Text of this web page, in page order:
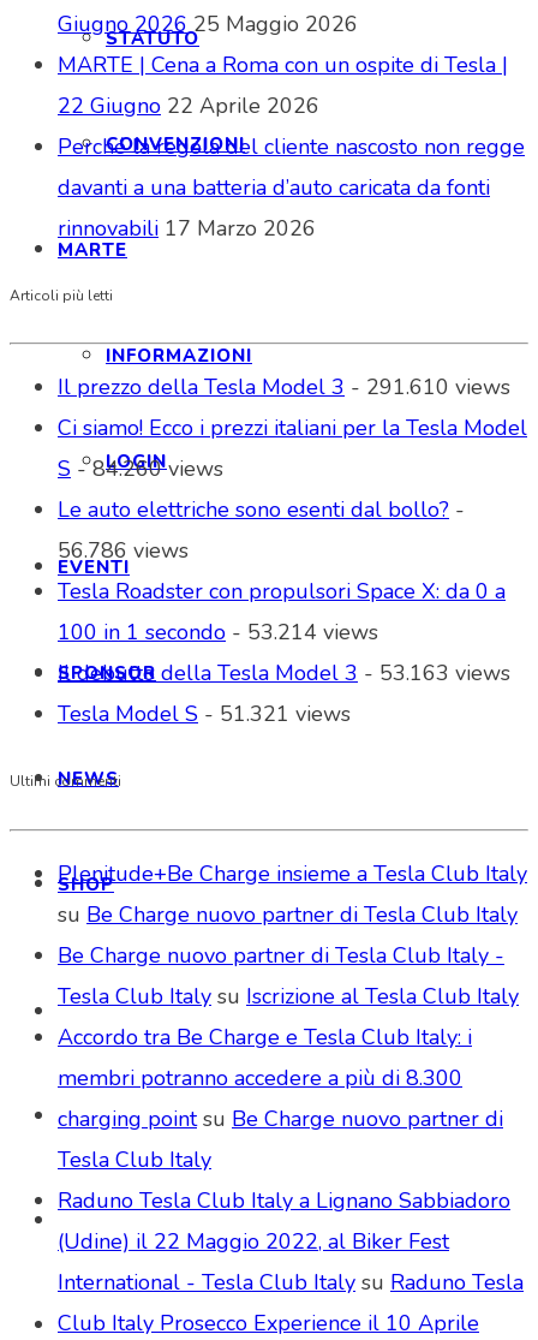
STATUTO
CONVENZIONI
MARTE
INFORMAZIONI
LOGIN
EVENTI
SPONSOR
NEWS
SHOP
Giugno 2026 25 Maggio 2026
MARTE | Cena a Roma con un ospite di Tesla |
22 Giugno 22 Aprile 2026
Perché la regola del cliente nascosto non regge
davanti a una batteria d’auto caricata da fonti
rinnovabili 17 Marzo 2026
Articoli più letti
Il prezzo della Tesla Model 3 - 291.610 views
Ci siamo! Ecco i prezzi italiani per la Tesla Model
S - 84.260 views
Le auto elettriche sono esenti dal bollo? -
56.786 views
Tesla Roadster con propulsori Space X: da 0 a
100 in 1 secondo - 53.214 views
Il debutto della Tesla Model 3 - 53.163 views
Tesla Model S - 51.321 views
Ultimi commenti
Plenitude+Be Charge insieme a Tesla Club Italy
su Be Charge nuovo partner di Tesla Club Italy
Be Charge nuovo partner di Tesla Club Italy -
Tesla Club Italy su Iscrizione al Tesla Club Italy
Accordo tra Be Charge e Tesla Club Italy: i
membri potranno accedere a più di 8.300
charging pointsu Be Charge nuovo partner di
Tesla Club Italy
Raduno Tesla Club Italy a Lignano Sabbiadoro
(Udine) il 22 Maggio 2022, al Biker Fest
International - Tesla Club Italy su Raduno Tesla
Club Italy Prosecco Experience il 10 Aprile